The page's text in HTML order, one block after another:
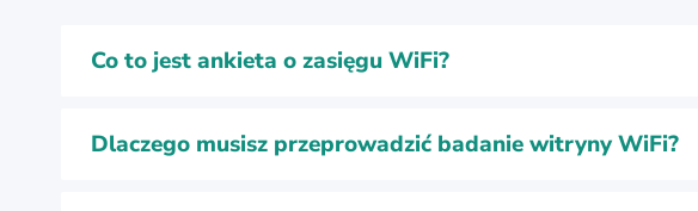
Co to jest ankieta o zasięgu WiFi?
Dlaczego musisz przeprowadzić badanie witryny WiFi?